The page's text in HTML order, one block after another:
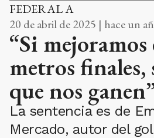
FEDERAL A
20 de abril de 2025 | hace un
“Si mejoramos
metros
que nos
La sentencia es de
Mercado, autor del